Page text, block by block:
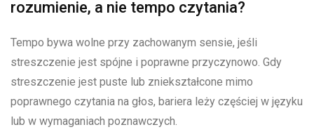
rozumienie, a nie tempo czytania?
Tempo bywa wolne przy zachowanym sensie, jeśli
streszczenie jest spójne i poprawne przyczynowo. Gdy
streszczenie jest puste lub zniekształcone mimo
poprawnego czytania na głos, bariera leży częściej w języku
lub w wymaganiach poznawczych.